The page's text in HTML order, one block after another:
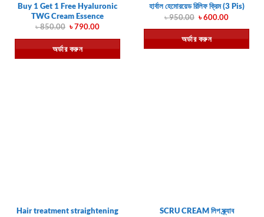
Buy 1 Get 1 Free Hyaluronic
TWG Cream Essence
৳850.00 Original
was:
৳ 850.00.
৳790.00Current
is:
৳ 790.00.
অর্ডার করুন
হার্বাল হেমোরয়েড রিলিফ ক্রিম (3 Pis)
৳950.00 Original
was:
৳ 950.00.
৳600.00Current
is:
৳ 600.00.
অর্ডার করুন
Hair treatment straightening
SCRU CREAM লিপ স্ক্র্যাব